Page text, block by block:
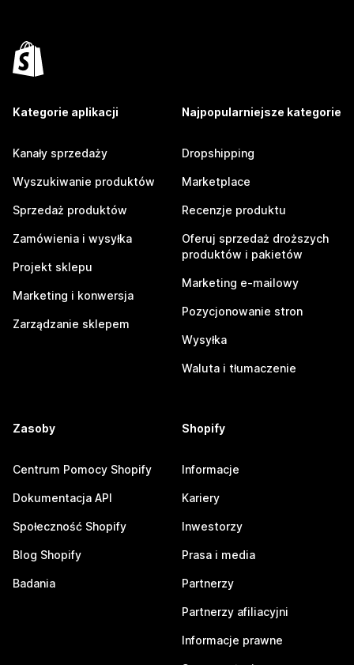
Kategorie aplikacji
Kanały sprzedaży
Wyszukiwanie produktów
Sprzedaż produktów
Zamówienia i wysyłka
Projekt sklepu
Marketing i konwersja
Zarządzanie sklepem
Najpopularniejsze kategorie
Dropshipping
Marketplace
Recenzje produktu
Oferuj sprzedaż droższych
produktów i pakietów
Marketing e-mailowy
Pozycjonowanie stron
Wysyłka
Waluta i tłumaczenie
Zasoby
Centrum Pomocy Shopify
Dokumentacja API
Społeczność Shopify
Blog Shopify
Badania
Shopify
Informacje
Kariery
Inwestorzy
Prasa i media
Partnerzy
Partnerzy afiliacyjni
Informacje prawne